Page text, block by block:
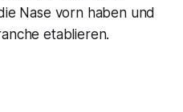
Nase vorn haben und
etablieren.